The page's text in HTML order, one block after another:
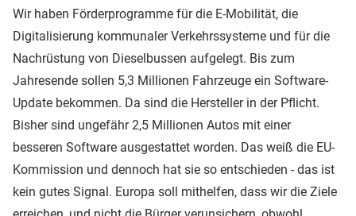
Wir haben Förderprogramme für die E-Mobilität, die
Digitalisierung kommunaler Verkehrssysteme und für die
Nachrüstung von Dieselbussen aufgelegt. Bis zum
Jahresende sollen 5,3 Millionen Fahrzeuge ein Software-
Update bekommen. Da sind die Hersteller in der Pflicht.
Bisher sind ungefähr 2,5 Millionen Autos mit einer
besseren Software ausgestattet worden. Das weiß die EU-
Kommission und dennoch hat sie so entschieden - das ist
kein gutes Signal. Europa soll mithelfen, dass wir die Ziele